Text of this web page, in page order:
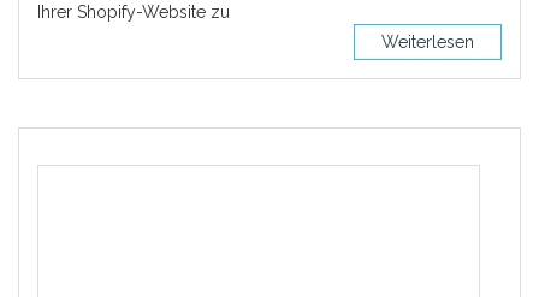
Ihrer Shopify-Website zu
Weiterlesen